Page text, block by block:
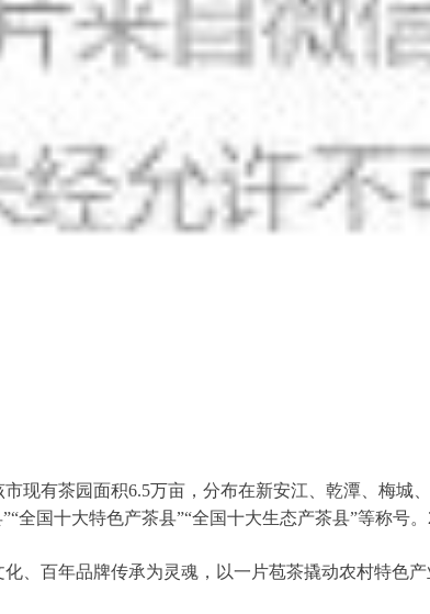
现有茶园面积6.5万亩，分布在新安江、乾潭、梅城
全国十大特色产茶县”“全国十大生态产茶县”等称号
、百年品牌传承为灵魂，以一片苞茶撬动农村特色产